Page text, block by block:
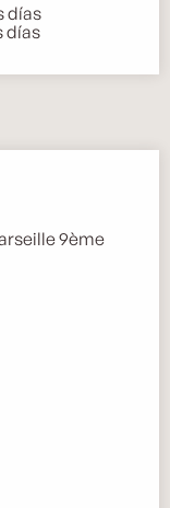
días
días
9ème